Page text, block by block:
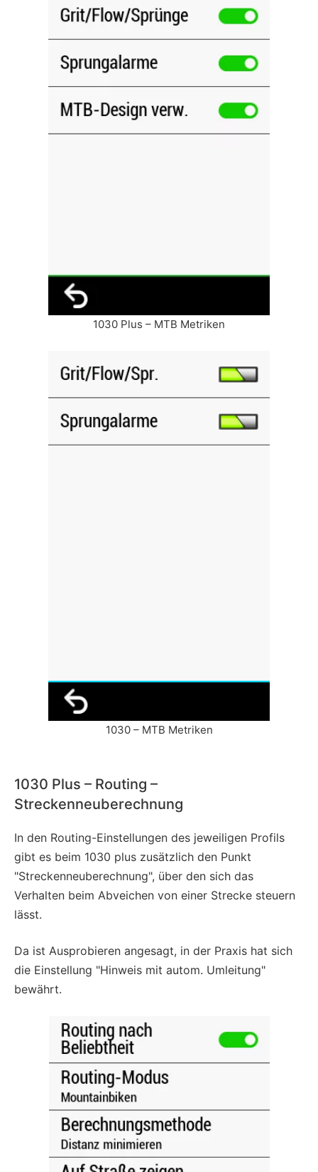
1030 Plus – MTB Metriken
1030 – MTB Metriken
1030 Plus – Routing –
Streckenneuberechnung
In den Routing-Einstellungen des jeweiligen Profils
gibt es beim 1030 plus zusätzlich den Punkt
"Streckenneuberechnung", über den sich das
Verhalten beim Abveichen von einer Strecke steuern
lässt.
Da ist Ausprobieren angesagt, in der Praxis hat sich
die Einstellung "Hinweis mit autom. Umleitung"
bewährt.